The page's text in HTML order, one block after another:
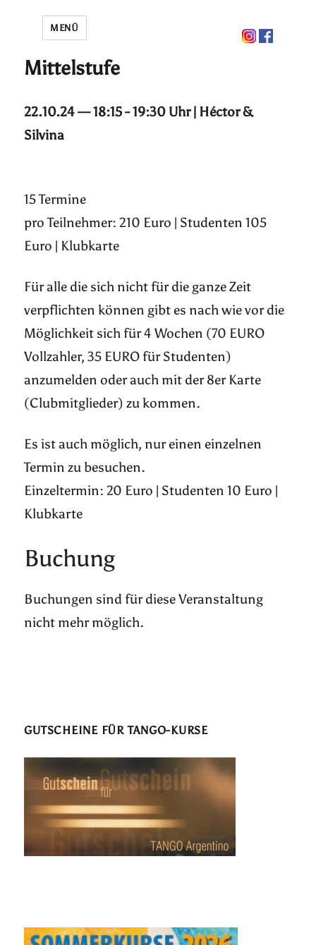
MENÜ
Mittelstufe
22.10.24 — 18:15 - 19:30 Uhr | Héctor &
Silvina
15 Termine
pro Teilnehmer: 210 Euro | Studenten 105
Euro | Klubkarte
Für alle die sich nicht für die ganze Zeit
verpflichten können gibt es nach wie vor die
Möglichkeit sich für 4 Wochen (70 EURO
Vollzahler, 35 EURO für Studenten)
anzumelden oder auch mit der 8er Karte
(Clubmitglieder) zu kommen.
Es ist auch möglich, nur einen einzelnen
Termin zu besuchen.
Einzeltermin: 20 Euro | Studenten 10 Euro |
Klubkarte
Buchung
Buchungen sind für diese Veranstaltung
nicht mehr möglich.
GUTSCHEINE FÜR TANGO-KURSE